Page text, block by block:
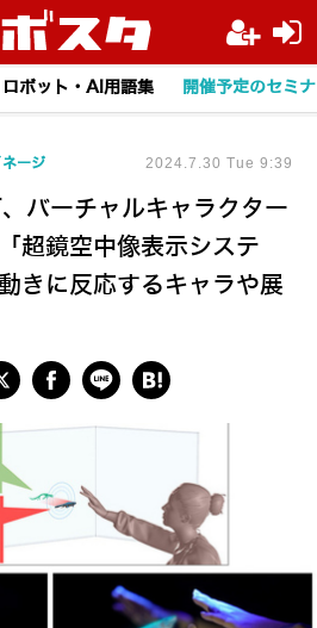
ロボット・AI用語集 開催予定のセミ
バーチャルキャラクター
超鏡空中像表示システ
きに反応するキャラや展
ージ 2024.7.30 Tue 9:39